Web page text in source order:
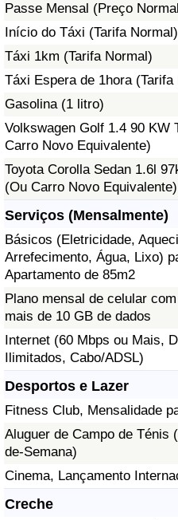
Passe Mensal (Preço
Início do Táxi (Tarifa Normal)
Táxi 1km (Tarifa Normal)
Táxi Espera de 1hora (Tarifa
Gasolina (1 litro)
Volkswagen Golf 1.4 90 KW
Carro Novo Equivalente)
Toyota Corolla Sedan 1.6l
(Ou Carro Novo Equivalente)
Serviços (Mensalmente)
Básicos (Eletricidade,
Arrefecimento, Água, Lixo)
Apartamento de 85m2
Plano mensal de celular
mais de 10 GB de dados
Internet (60 Mbps ou Mais,
Ilimitados, Cabo/ADSL)
Desportos e Lazer
Fitness Club, Mensalidade
Aluguer de Campo de Ténis
de-Semana)
Cinema, Lançamento
Creche